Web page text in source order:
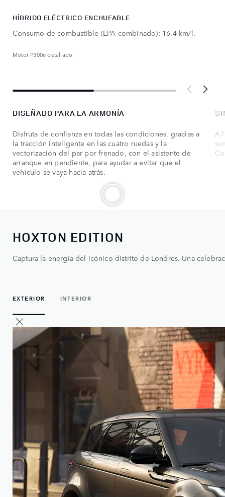
HÍBRIDO ELÉCTRICO ENCHUFABLE
Consumo de combustible (EPA combinado): 16.4 km/l.
Motor P300e detallado.
DISEÑADO PARA LA ARMONÍA
Disfruta de confianza en todas las condiciones, gracias a
la tracción inteligente en las cuatro ruedas y la
vectorización del par por frenado, con el asistente de
arranque en pendiente, para ayudar a evitar que el
vehículo se vaya hacia atrás.
A
HOXTON EDITION
Captura la energía del icónico distrito de Londres. Una
EXTERIOR INTERIOR